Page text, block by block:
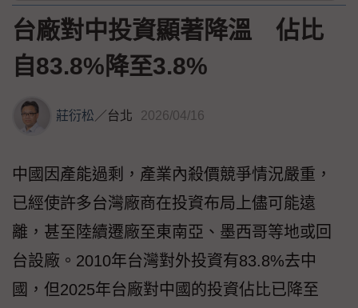
台廠對中投資顯著降溫 佔比
自83.8%降至3.8%
莊衍松 ／台北 2026/04/16
中國因產能過剩，產業內殺價競爭情況嚴重，
已經使許多台灣廠商在投資布局上儘可能遠
離，甚至陸續遷廠至東南亞、墨西哥等地或回
台設廠。2010年台灣對外投資有83.8%去中
國，但2025年台廠對中國的投資佔比已降至